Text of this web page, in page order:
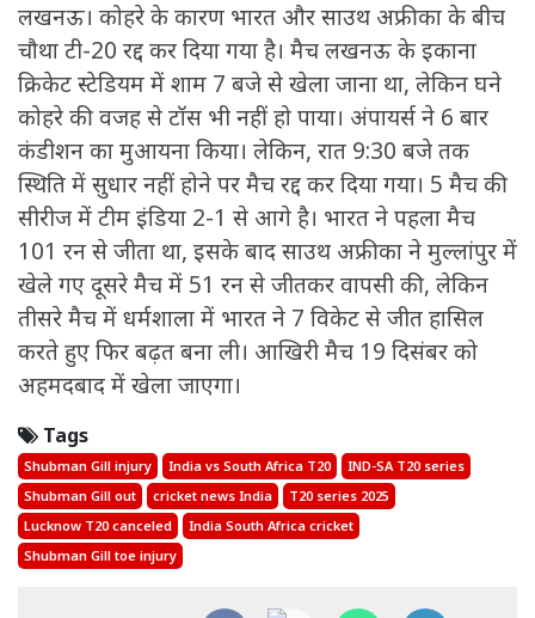
लखनऊ। कोहरे के कारण भारत और साउथ अफ्रीका के बीच
चौथा टी-20 रद्द कर दिया गया है। मैच लखनऊ के इकाना
क्रिकेट स्टेडियम में शाम 7 बजे से खेला जाना था, लेकिन घने
कोहरे की वजह से टॉस भी नहीं हो पाया। अंपायर्स ने 6 बार
कंडीशन का मुआयना किया। लेकिन, रात 9:30 बजे तक
स्थिति में सुधार नहीं होने पर मैच रद्द कर दिया गया। 5 मैच की
सीरीज में टीम इंडिया 2-1 से आगे है। भारत ने पहला मैच
101 रन से जीता था, इसके बाद साउथ अफ्रीका ने मुल्लांपुर में
खेले गए दूसरे मैच में 51 रन से जीतकर वापसी की, लेकिन
तीसरे मैच में धर्मशाला में भारत ने 7 विकेट से जीत हासिल
करते हुए फिर बढ़त बना ली। आखिरी मैच 19 दिसंबर को
अहमदबाद में खेला जाएगा।
Tags
Shubman Gill injury India vs South Africa T20
IND-SA T20 series
Shubman Gill out
cricket news India
T20 series 2025
Lucknow T20 canceled
India South Africa cricket
Shubman Gill toe injury